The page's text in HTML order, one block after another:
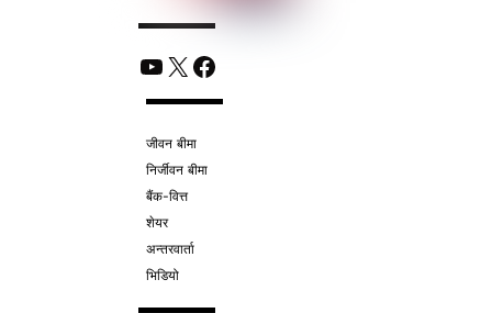
YouTube
X Facebook
जीवन बीमा
निर्जीवन बीमा
बैंक-वित्त
शेयर
अन्तरवार्ता
भिडियो